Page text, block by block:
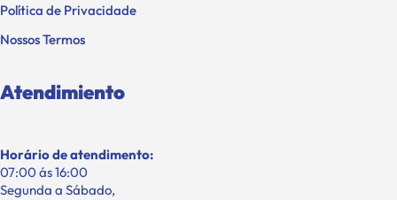
Política de Privacidade
Nossos Termos
Atendimiento
Horário de atendimento:
07:00 ás 16:00
Segunda a Sábado,